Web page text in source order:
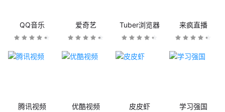
QQ音乐 爱奇艺 Tuber浏览器 来疯直播
腾讯视频 优酷视频 皮皮虾 学习强国